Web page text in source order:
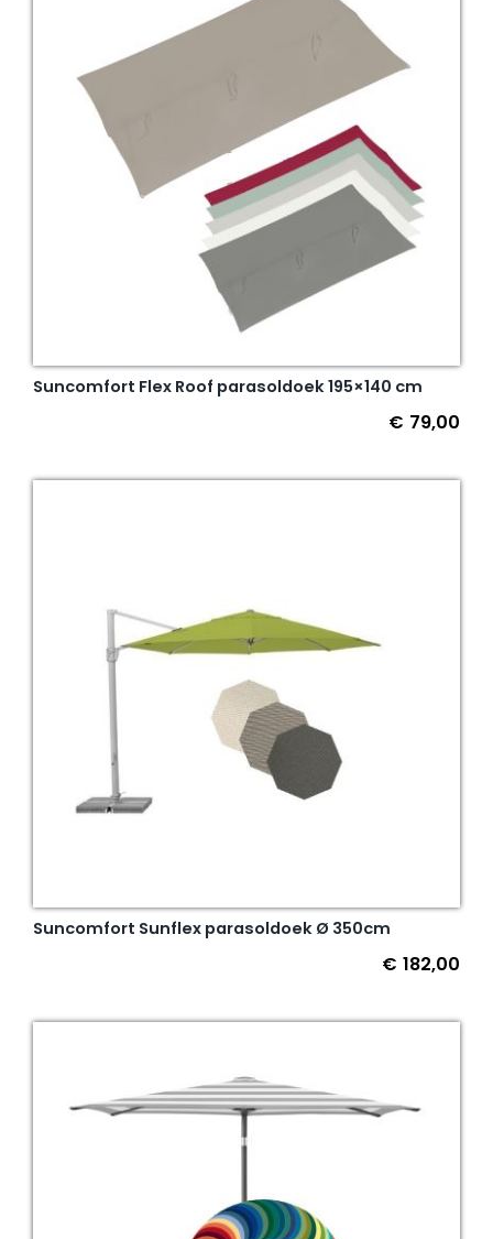
Suncomfort Flex Roof parasoldoek 195×140 cm
€ 79,00
Suncomfort Sunflex parasoldoek Ø 350cm
€ 182,00